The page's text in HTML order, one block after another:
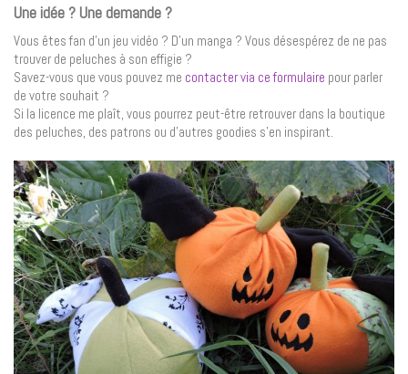
Une idée ? Une demande ?
Vous êtes fan d’un jeu vidéo ? D’un manga ? Vous désespérez de ne pas
trouver de peluches à son effigie ?
Savez-vous que vous pouvez me contacter via ce formulaire pour parler
de votre souhait ?
Si la licence me plaît, vous pourrez peut-être retrouver dans la boutique
des peluches, des patrons ou d’autres goodies s’en inspirant.